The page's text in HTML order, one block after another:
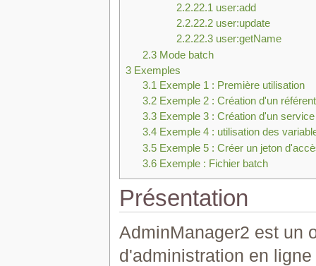
2.2.22.1 user:add
2.2.22.2 user:update
2.2.22.3 user:getName
2.3 Mode batch
3 Exemples
3.1 Exemple 1 : Première utilisation
3.2 Exemple 2 : Création d'un
3.3 Exemple 3 : Création d'un service
3.4 Exemple 4 : utilisation des
3.5 Exemple 5 : Créer un jeton
3.6 Exemple : Fichier batch
Présentation
AdminManager2 est un
d'administration en